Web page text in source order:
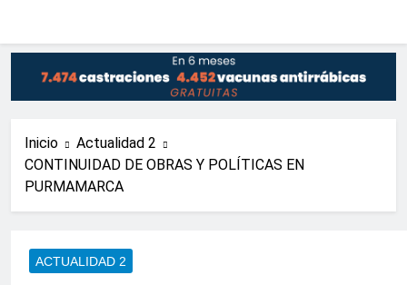
Inicio
Actualidad 2
CONTINUIDAD DE OBRAS Y POLÍTICAS EN
PURMAMARCA
ACTUALIDAD 2